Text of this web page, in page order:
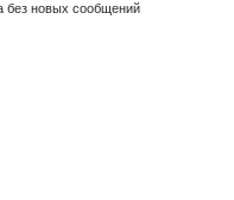
без новых сообщений